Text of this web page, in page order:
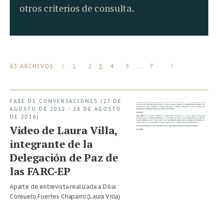
otros criterios de consulta.
63 ARCHIVOS
1
2 3 4 5 … 7
FASE DE CONVERSACIONES (27 DE
AGOSTO DE 2012 - 26 DE AGOSTO
DE 2016)
Video de Laura Villa,
integrante de la
Delegación de Paz de
las FARC-EP
Aparte de entrevista realizada a Dilia
Consuelo Fuertes Chaparro (Laura Villa)